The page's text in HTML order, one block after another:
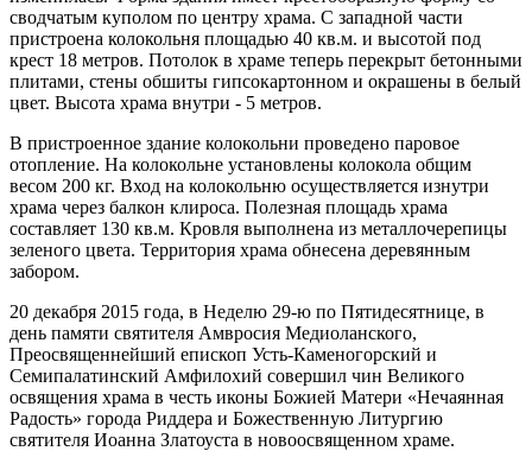
сводчатым куполом по центру храма. С западной части
пристроена колокольня площадью 40 кв.м. и высотой под
крест 18 метров. Потолок в храме теперь перекрыт бетонными
плитами, стены обшиты гипсокартонном и окрашены в белый
цвет. Высота храма внутри - 5 метров.
В пристроенное здание колокольни проведено паровое
отопление. На колокольне установлены колокола общим
весом 200 кг. Вход на колокольню осуществляется изнутри
храма через балкон клироса. Полезная площадь храма
составляет 130 кв.м. Кровля выполнена из металлочерепицы
зеленого цвета. Территория храма обнесена деревянным
забором.
20 декабря 2015 года, в Неделю 29-ю по Пятидесятнице, в
день памяти святителя Амвросия Медиоланского,
Преосвященнейший епископ Усть-Каменогорский и
Семипалатинский Амфилохий совершил чин Великого
освящения храма в честь иконы Божией Матери «Нечаянная
Радость» города Риддера и Божественную Литургию
святителя Иоанна Златоуста в новоосвященном храме.